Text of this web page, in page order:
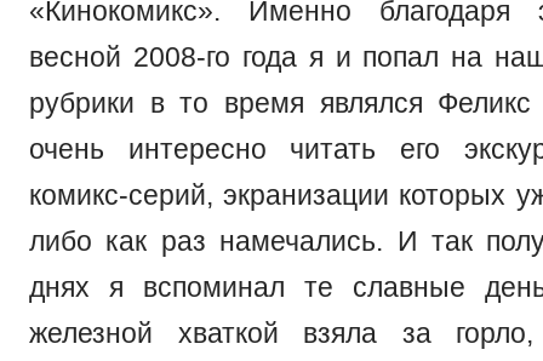
«Кинокомикс». Именно благодаря
весной 2008-го года я и попал на
рубрики в то время являлся
очень интересно читать его
комикс-серий, экранизации которых
либо как раз намечались. И так
днях я вспоминал те славные
железной хваткой взяла за